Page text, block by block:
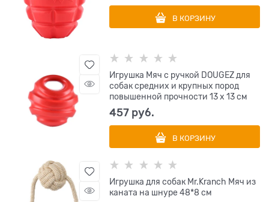
В КОРЗИНУ
Игрушка Мяч с ручкой DOUGEZ для
собак средних и крупных пород
повышенной прочности 13 х 13 см
457 руб.
В КОРЗИНУ
Игрушка для собак Mr.Kranch Мяч из
каната на шнуре 48*8 см